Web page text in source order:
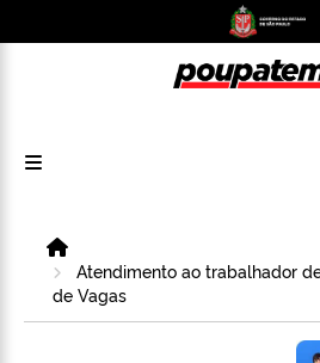
Atendimento ao trabalhador
de Vagas